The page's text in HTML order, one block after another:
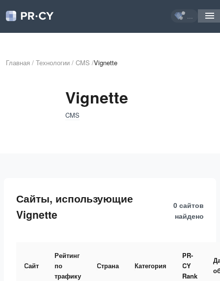
...
Главная / Технологии / CMS /Vignette
Vignette
CMS
Сайты, использующие
Vignette
0 сайтов
найдено
Сайт
Рейтинг
по
трафику
Страна Категория
PR-
CY
Rank